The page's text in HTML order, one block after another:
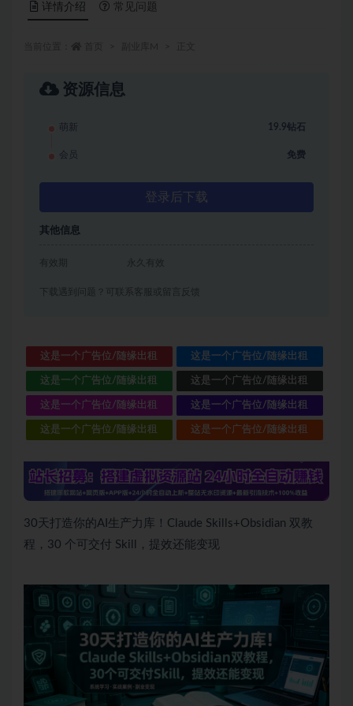
详情介绍 常见问题
资源信息
萌新 19.9钻石
会员 免费
登录后下载
其他信息
有效期 永久有效
下载遇到问题？可联系客服或留言反馈
这是一个广告位/随缘出租 这是一个广告位/随缘出租
这是一个广告位/随缘出租 这是一个广告位/随缘出租
这是一个广告位/随缘出租 这是一个广告位/随缘出租
这是一个广告位/随缘出租 这是一个广告位/随缘出租
30天打造你的AI生产力库！Claude Skills+Obsidian 双教
程，30 个可交付 Skill，提效还能变现